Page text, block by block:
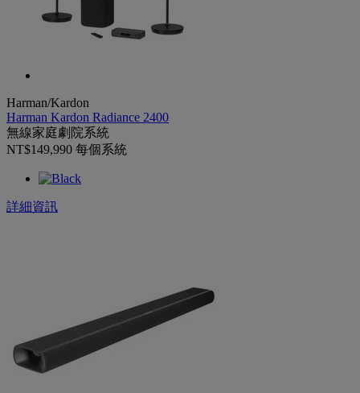
Harman/Kardon
Harman Kardon Radiance 2400
無線家庭劇院系統
NT$149,990 每個系統
詳細資訊